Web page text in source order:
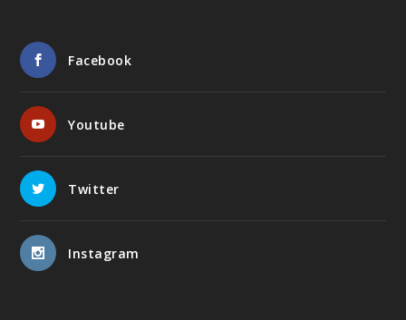
Facebook
Youtube
Twitter
Instagram